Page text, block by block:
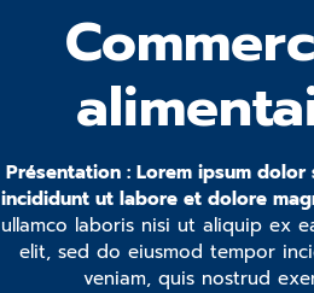
Présentation : Lorem ipsum
incididunt ut labore et dolore
ullamco laboris nisi ut aliquip ex
elit, sed do eiusmod tempor
veniam, quis nostrud